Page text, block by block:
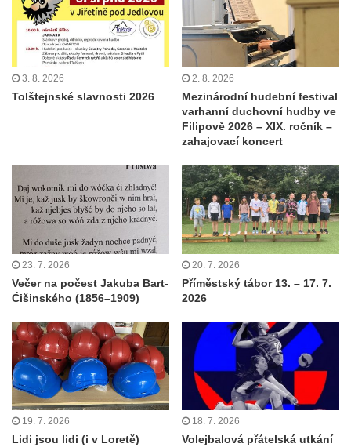
3. 8. 2026
Tolštejnské slavnosti 2026
2. 8. 2026
Mezinárodní hudební festival
varhanní duchovní hudby ve
Filipově 2026 – XIX. ročník –
zahajovací koncert
23. 7. 2026
Večer na počest Jakuba Bart-
Ćišinského (1856–1909)
20. 7. 2026
Příměstský tábor 13. – 17. 7.
2026
19. 7. 2026
Lidi jsou lidi (i v Loretě)
18. 7. 2026
Volejbalová přátelská utkání